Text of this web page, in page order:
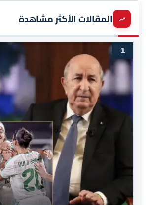
المقالات الأكثر مشاهدة
1